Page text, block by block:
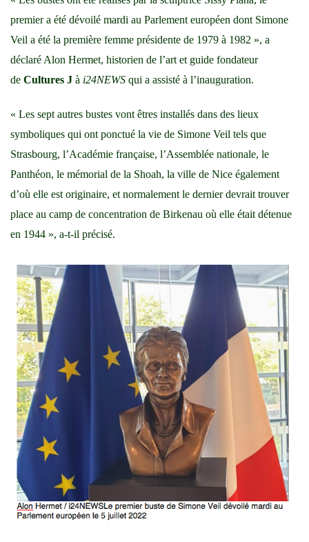
premier a été dévoilé mardi au Parlement européen dont Simone
Veil a été la première femme présidente de 1979 à 1982 », a
déclaré Alon Hermet, historien de l’art et guide fondateur
de Cultures J à i24NEWS qui a assisté à l’inauguration.
« Les sept autres bustes vont êtres installés dans des lieux
symboliques qui ont ponctué la vie de Simone Veil tels que
Strasbourg, l’Académie française, l’Assemblée nationale, le
Panthéon, le mémorial de la Shoah, la ville de Nice également
d’où elle est originaire, et normalement le dernier devrait trouver
place au camp de concentration de Birkenau où elle était détenue
en 1944 », a-t-il précisé.